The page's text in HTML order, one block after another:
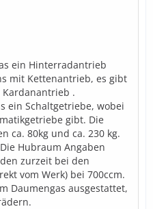
ein Hinterradantrieb
mit Kettenantrieb, es gibt
.
ein Schaltgetriebe, wobei
gibt. Die
ca. 80kg und ca. 230 kg.
Hubraum Angaben
zurzeit bei den
vom Werk) bei 700ccm.
Daumengas ausgestattet,